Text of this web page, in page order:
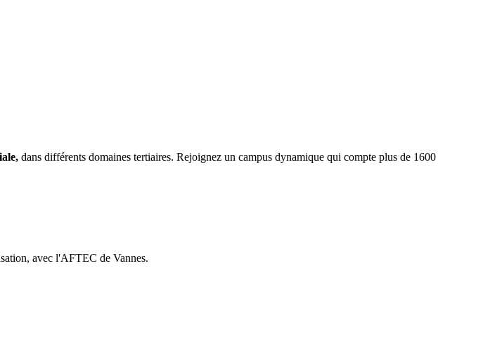
dans différents domaines tertiaires. Rejoignez un campus dynamique qui compte plus de 1600
avec l'AFTEC de Vannes.